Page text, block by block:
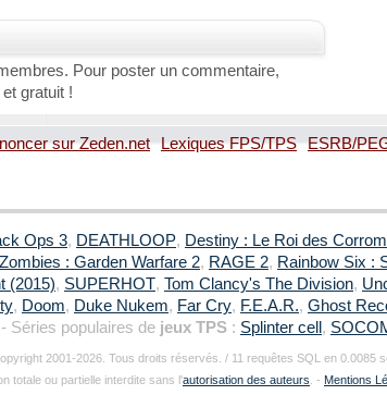
Pour poster un commentaire,
gratuit !
sur Zeden.net Lexiques FPS/TPS ESRB/
Ops 3, DEATHLOOP, Destiny : Le Roi des
: Garden Warfare 2, RAGE 2, Rainbow Six :
(2015), SUPERHOT, Tom Clancy's The Division,
, Doom, Duke Nukem, Far Cry, F.E.A.R., Ghost
Séries populaires de jeux TPS : Splinter cell,
2001-2026. Tous droits réservés. / 11 requêtes SQL en 0.0085
totale ou partielle interdite sans l'autorisation des auteurs . - Mentions